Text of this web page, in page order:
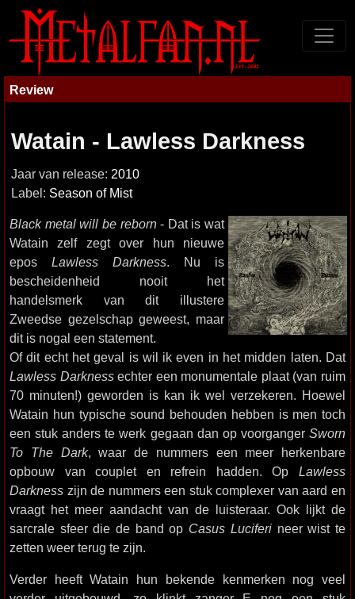
Review
Watain - Lawless Darkness
Jaar van release: 2010
Label: Season of Mist
Black metal will be reborn- Dat is wat
Watain zelf zegt over hun nieuwe
epos Lawless Darkness. Nu is
bescheidenheid nooit het
handelsmerk van dit illustere
Zweedse gezelschap geweest, maar
dit is nogal een statement.
Of dit echt het geval is wil ik even in het midden laten. Dat
Lawless Darknessechter een monumentale plaat (van ruim
70 minuten!) geworden is kan ik wel verzekeren. Hoewel
Watain hun typische sound behouden hebben is men toch
een stuk anders te werk gegaan dan op voorganger Sworn
To The Dark, waar de nummers een meer herkenbare
opbouw van couplet en refrein hadden. Op Lawless
Darkness zijn de nummers een stuk complexer van aard en
vraagt het meer aandacht van de luisteraar. Ook lijkt de
sarcrale sfeer die de band op Casus Luciferineer wist te
zetten weer terug te zijn.
Verder heeft Watain hun bekende kenmerken nog veel